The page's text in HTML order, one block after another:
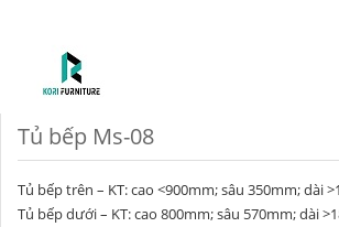
Tủ bếp Ms-08
Tủ bếp trên – KT: cao <900mm; sâu 350mm; dài
Tủ bếp dưới – KT: cao 800mm; sâu 570mm; dài